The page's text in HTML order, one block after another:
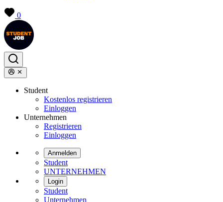
0
Student
Kostenlos registrieren
Einloggen
Unternehmen
Registrieren
Einloggen
Anmelden
Student
UNTERNEHMEN
Login
Student
Unternehmen